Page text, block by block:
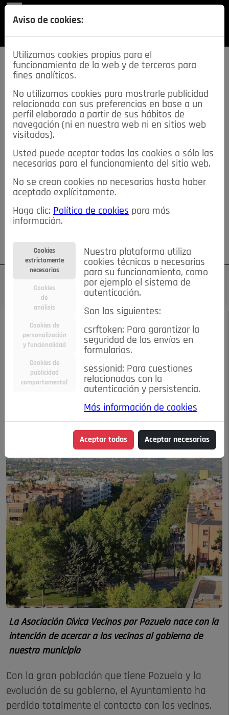
SECCIONES
descarga esta
REVISTA
≡NOTICIAS
NOTICIAS SERVICIOS DE INTERÉS
TABLÓN DE ANUNCIOS MIS ANUNCIOS CONTACTO
NOSOTROS
Su cuenta Regístrese ¿Olvidó su contraseña?
NOVIEMBRE 2017
Vecinos por Pozuelo:
Tono Rueda
La Asociación Cívica Vecinos por Pozuelo nace con la
intención de acercar a los vecinos al gobierno de
nuestro municipio
Con la gran población que tiene Pozuelo y la
evolución de su gobierno, el Ayuntamiento ha
perdido totalmente el contacto con los vecinos.
Aviso de cookies:
Utilizamos cookies propias para el
funcionamiento de la web y de terceros para
fines analíticos.
No utilizamos cookies para mostrarle publicidad
relacionada con sus preferencias en base a un
perfil elaborado a partir de sus hábitos de
navegación (ni en nuestra web ni en sitios web
visitados).
Usted puede aceptar todas las cookies o sólo las
necesarias para el funcionamiento del sitio web.
No se crean cookies no necesarias hasta haber
aceptado explícitamente.
Haga clic: Política de cookies para más
información.
Cookies
estrictamente
necesarias
Cookies
de
análisis
Cookies de
personalización
y funcionalidad
Cookies de
publicidad
comportamental
Nuestra plataforma utiliza
cookies técnicas o necesarias
para su funcionamiento, como
por ejemplo el sistema de
autenticación.
Son las siguientes:
csrftoken: Para garantizar la
seguridad de los envíos en
formularios.
sessionid: Para cuestiones
relacionadas con la
autenticación y persistencia.
Más información de cookies
Aceptar todas Aceptar necesarias